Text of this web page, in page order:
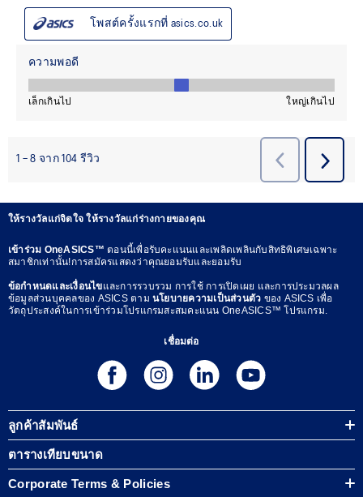
ให้รางวัลแก่จิตใจ ให้รางวัลแก่ร่างกายของคุณ
เข้าร่วม OneASICS™ตอนนี้เพื่อรับคะแนนและเพลิดเพลินกับสิทธิพิเศษเฉพาะ
สมาชิกเท่านั้น!การสมัครแสดงว่าคุณยอมรับและยอมรับ
ข้อกำหนดและเงื่อนไขและการรวบรวม การใช้ การเปิดเผย และการประมวลผล
ข้อมูลส่วนบุคคลของ ASICS ตาม นโยบายความเป็นส่วนตัว ของ ASICS เพื่อ
วัตถุประสงค์ในการเข้าร่วมโปรแกรมสะสมคะแนน OneASICS™ โปรแกรม.
เชื่อมต่อ
ลูกค้าสัมพันธ์
ตารางเทียบขนาด
Corporate Terms & Policies